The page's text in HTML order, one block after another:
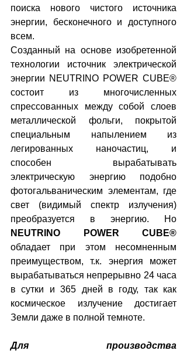
поиска нового чистого источника
энергии, бесконечного и доступного
всем.
Созданный на основе изобретенной
технологии источник электрической
энергии NEUTRINO POWER CUBE®
состоит из многочисленных
спрессованных между собой слоев
металлической фольги, покрытой
специальным напылением из
легированных наночастиц, и
способен вырабатывать
электрическую энергию подобно
фотогальваническим элементам, где
свет (видимый спектр излучения)
NEUTRINO POWER CUBE®
обладает при этом несомненным
преимуществом, т.к. энергия может
вырабатываться непрерывно 24 часа
в сутки и 365 дней в году, так как
космическое излучение достигает
Земли даже в полной темноте.
Для производства